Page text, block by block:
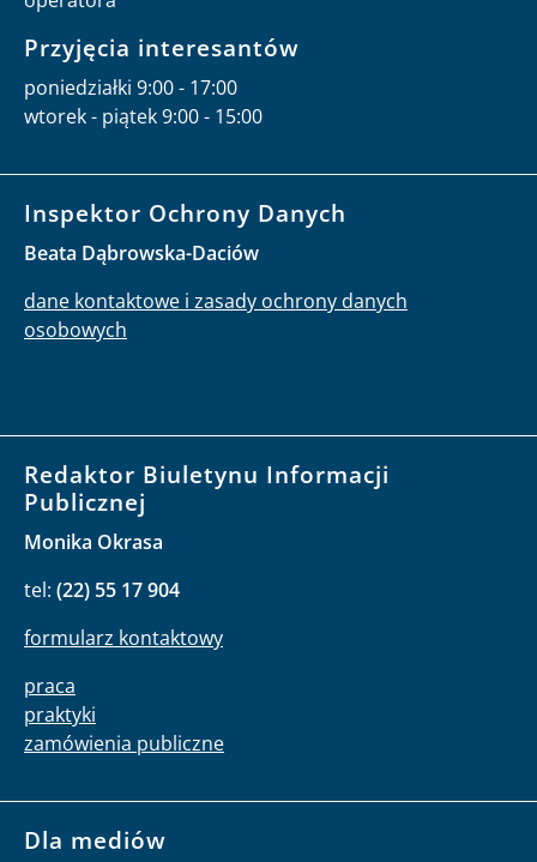
Przyjęcia interesantów
poniedziałki 9:00 - 17:00
wtorek - piątek 9:00 - 15:00
Inspektor Ochrony Danych
Beata Dąbrowska-Daciów
dane kontaktowe i zasady ochrony danych
osobowych
Redaktor Biuletynu Informacji
Publicznej
Monika Okrasa
tel: (22) 55 17 904
formularz kontaktowy
praca
praktyki
zamówienia publiczne
Dla mediów